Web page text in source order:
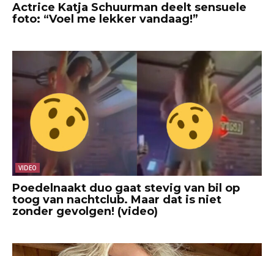
Actrice Katja Schuurman deelt sensuele
foto: “Voel me lekker vandaag!”
VIDEO
Poedelnaakt duo gaat stevig van bil op
toog van nachtclub. Maar dat is niet
zonder gevolgen! (video)